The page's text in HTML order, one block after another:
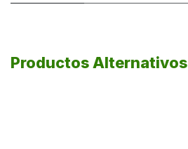
Productos Alternativos